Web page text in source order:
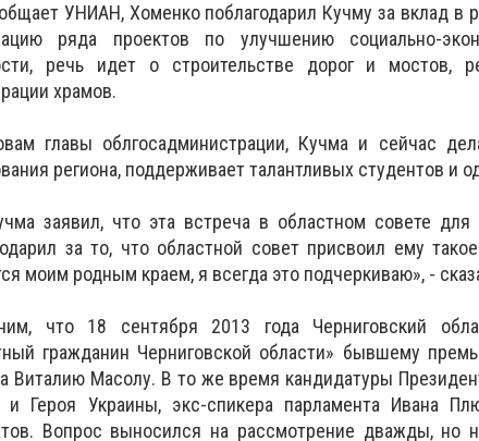
УНИАН, Хоменко поблагодарил Кучму за вклад в
ряда проектов по улучшению социально-
речь идет о строительстве дорог и мостов,
храмов.
главы облгосадминистрации, Кучма и сейчас
региона, поддерживает талантливых студентов и
заявил, что эта встреча в областном совете
за то, что областной совет присвоил ему
моим родным краем, я всегда это подчеркиваю», -
что 18 сентября 2013 года Черниговский
гражданин Черниговской области» бывшему
Виталию Масолу. В то же время кандидатуры
Героя Украины, экс-спикера парламента Ивана
Вопрос выносился на рассмотрение дважды, но